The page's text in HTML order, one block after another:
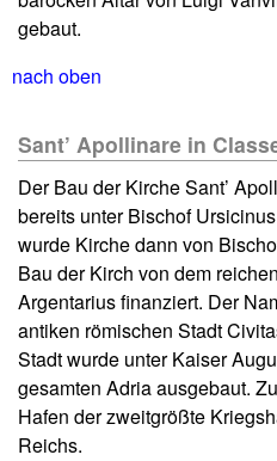
gebaut.
nach oben
Sant’ Apollinare in
Der Bau der Kirche Sant’
bereits unter Bischof
wurde Kirche dann von
Bau der Kirch von dem
Argentarius finanziert. Der
antiken römischen Stadt
Stadt wurde unter Kaiser
gesamten Adria ausgebaut.
Hafen der zweitgrößte
Reichs.